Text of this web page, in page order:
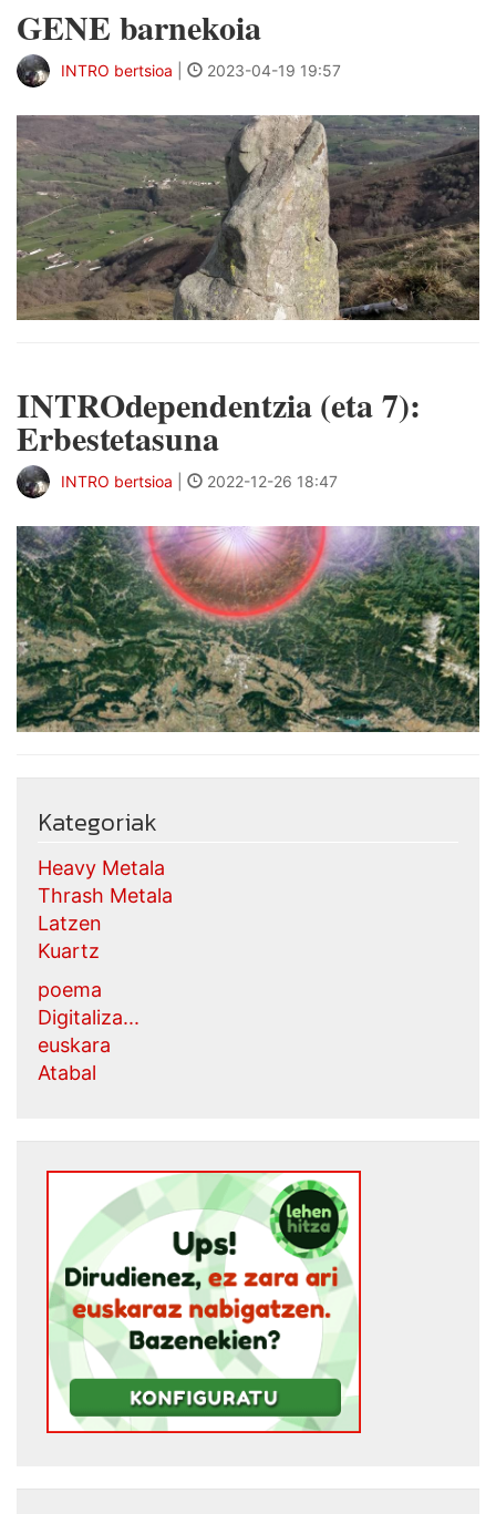
GENE barnekoia
INTRO bertsioa 2023-04-19 19:57
INTROdependentzia (eta 7):
Erbestetasuna
INTRO bertsioa 2022-12-26 18:47
Kategoriak
Heavy Metala
Thrash Metala
Latzen
Kuartz
poema
Digitaliza...
euskara
Atabal